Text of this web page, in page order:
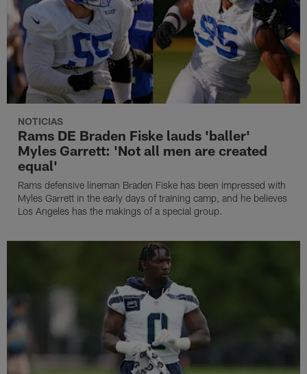
NOTICIAS
Rams DE Braden Fiske lauds 'baller'
Myles Garrett: 'Not all men are created
equal'
Rams defensive lineman Braden Fiske has been impressed with
Myles Garrett in the early days of training camp, and he believes
Los Angeles has the makings of a special group.